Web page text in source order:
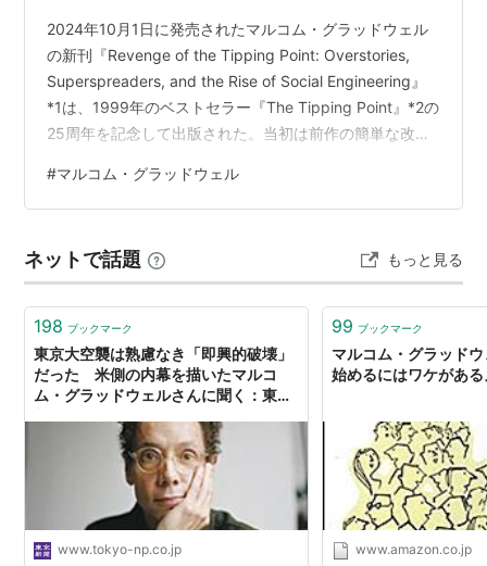
2024年10月1日に発売されたマルコム・グラッドウェル
の新刊『Revenge of the Tipping Point: Overstories,
Superspreaders, and the Rise of Social Engineering』
*1は、1999年のベストセラー『The Tipping Point』*2の
25周年を記念して出版された。当初は前作の簡単な改訂
編を執筆することになったと著者は語っている。 本作
は、社会的な流行現象の負の側面に焦点を当てている。
ことに関心があったが…
#マルコム・グラッドウェル
ネットで話題 もっと見る
198 ブックマーク
東京大空襲は熟慮なき「即興的破壊」
だった 米側の内幕を描いたマルコ
ム・グラッドウェルさんに聞く：東京
www.tokyo-np.co.jp
99 ブックマーク
マルコム・グラッド
始めるにはワケがあ
www.amazon.co.jp